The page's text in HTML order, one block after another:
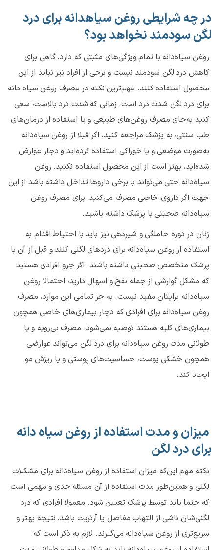
در چه شرایطی روغن سیاهدانه برای درد
لگن سودمند نخواهد بود؟
روغن سیاه‌دانه با تمام ویژگی‌های مثبتی که دارد، گاهی برای
کاهش درد لگن سودمند نیست و برخی از افراد نیز نباید از این
محصول استفاده کنند. مهم‌ترین نکته در مصرف روغن سیاه دانه
برای درد لگن شدت درد است. زمانی که شدت درد بالاست، سعی
کنید به‌جای مصرف روغن‌های طبیعی و یا استفاده از درمان‌های
طب سنتی، به پزشک مراجعه کنید. اگر قبلا از روغن سیاه‌دانه
به‌صورت موضعی و یا خوراکی استفاده کرده‌اید و دچار عوارض
شده‌اید، بهتر است از این محصول استفاده نکنید. روغن
سیاه‌دانه حتی می‌تواند با برخی داروها تداخل داشته باشد از این
جهت اگر داروی خاصی مصرف می‌کنید، برای مصرف روغن
سیاه‌دانه صحبتی با پزشک داشته باشید.
زنان در دوره حاملگی و شیردهی نیز باید با احتیاط اقدام به
استفاده از روغن سیاه‌دانه برای دردهای لگنی کنند و قبل از آن با
پزشک متخصص صحبتی داشته باشند. اگر جزو افرادی هستید
که مشکل گوارشی از جمله نفخ و اسهال دارید، احتمالا روغن
سیاه‌دانه برایتان مفید نیست. به جز تمامی این موارد، مصرف
روغن سیاه‌دانه برای افرادی که دچار بیماری‌های خاصی همچون
بیماری‌های کلیه هستند توصیه نمی‌شود. مصرف بی‌رویه و یا
طولانی مدت روغن سیاه‌دانه برای درد لگن می‌تواند عوارضی
همچون خشکی پوست، حساسیت‌های پوستی و یا ریزش مو
ایجاد کند.
میزان و مدت استفاده از روغن سیاه دانه
برای درد لگن
نکته مهم این‌که میزان استفاده از روغن سیاه‌دانه برای مشکلات
لگنی و همین‌طور مدت استفاده از آن مسئله جدی و مهمی است
که حتما باید توسط پزشک تعیین شود. معمولا افرادی که درد
لگنی‌شان ناشی از التهاب مفاصل یا آرتریت باشد، نتیجه بهتر و
سریع‌تری از روغن سیاه‌دانه می‌گیرند. لازم به ذکر است که